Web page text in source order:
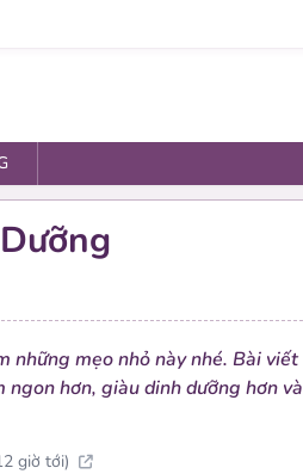
những mẹo nhỏ này nhé. Bài viết
hơn, giàu dinh dưỡng hơn và
giờ tới)